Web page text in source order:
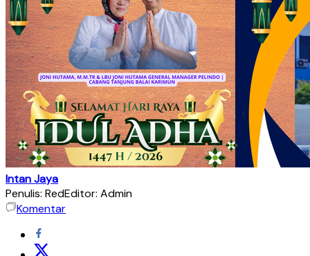
Intan Jaya
Penulis: RedEditor: Admin
Komentar